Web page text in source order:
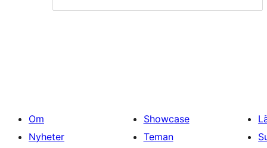
Om
Nyheter
Showcase
Teman